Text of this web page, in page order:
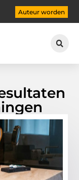
Auteur worden